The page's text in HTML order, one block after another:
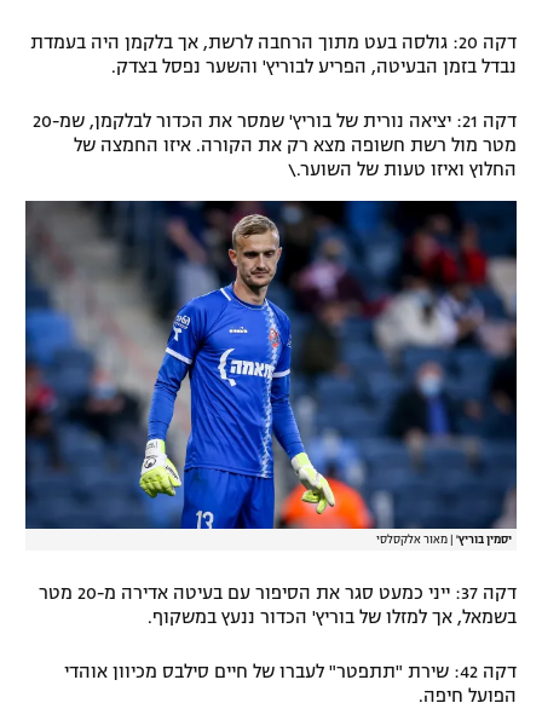
דקה 20: גולסה בעט מתוך הרחבה לרשת, אך בלקמן היה בעמדת
נבדל בזמן הבעיטה, הפריע לבוריץ' והשער נפסל בצדק.
דקה 21: יציאה נורית של בוריץ' שמסר את הכדור לבלקמן, שמ-20
מטר מול רשת חשופה מצא רק את הקורה. איזו החמצה של
החלוץ ואיזו טעות של השוער.\
יסמין בוריץ' מאור אלקסלסי
דקה 37: ייני כמעט סגר את הסיפור עם בעיטה אדירה מ-20 מטר
בשמאל, אך למזלו של בוריץ' הכדור ננעץ במשקוף.
דקה 42: שירת "תתפטר" לעברו של חיים סילבס מכיוון אוהדי
הפועל חיפה.